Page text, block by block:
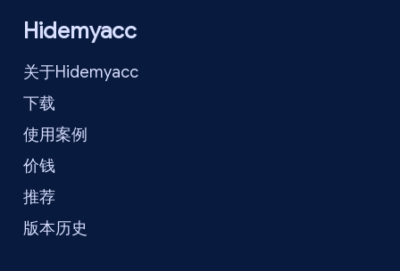
Hidemyacc
关于Hidemyacc
下载
使用案例
价钱
推荐
版本历史